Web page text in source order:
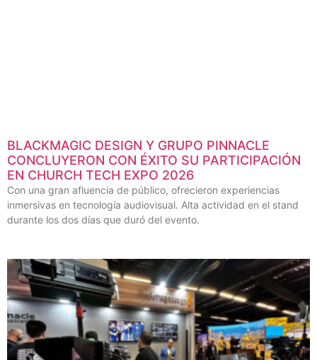
BLACKMAGIC DESIGN Y GRUPO PINNACLE
CONCLUYERON CON ÉXITO SU PARTICIPACIÓN
EN CHURCH TECH EXPO 2026
Con una gran afluencia de público, ofrecieron experiencias
inmersivas en tecnología audiovisual. Alta actividad en el stand
durante los dos días que duró del evento.